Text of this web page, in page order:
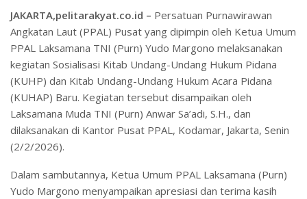
JAKARTA,pelitarakyat.co.id – Persatuan Purnawirawan
Angkatan Laut (PPAL) Pusat yang dipimpin oleh Ketua Umum
PPAL Laksamana TNI (Purn) Yudo Margono melaksanakan
kegiatan Sosialisasi Kitab Undang-Undang Hukum Pidana
(KUHP) dan Kitab Undang-Undang Hukum Acara Pidana
(KUHAP) Baru. Kegiatan tersebut disampaikan oleh
Laksamana Muda TNI (Purn) Anwar Sa’adi, S.H., dan
dilaksanakan di Kantor Pusat PPAL, Kodamar, Jakarta, Senin
(2/2/2026).
Dalam sambutannya, Ketua Umum PPAL Laksamana (Purn)
Yudo Margono menyampaikan apresiasi dan terima kasih